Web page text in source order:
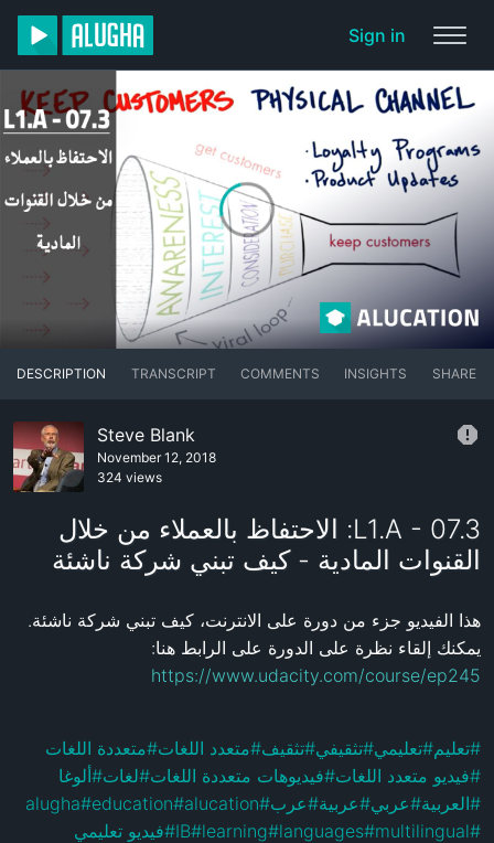
Sign in
DESCRIPTION TRANSCRIPT COMMENTS INSIGHTS SHARE
Steve Blank
November 12, 2018
324 views
L1.A - 07.3: الاحتفاظ بالعملاء من خلال
القنوات المادية - كيف تبني شركة ناشئة
يمكنك إلقاء نظرة على الدورة على الرابط هنا:
https://www.udacity.com/course/ep245
#تعليم#تعليمي#تثقيفي#تثقيف#متعدد اللغات#متعددة اللغات
#فيديو متعدد اللغات#فيديوهات متعددة اللغات#لغات#ألوغا
#العربية#عربي#عربية#عرب#
alucation
#
education
#
alugha
#
multilingual
#
languages
#
learning
#
IB
#فيديو تعليمي